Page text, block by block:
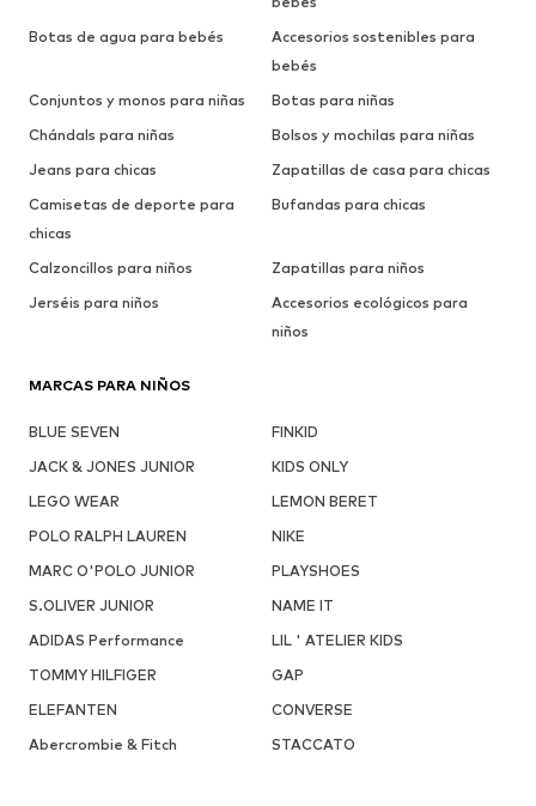
Botas de agua para bebés
Accesorios sostenibles para
bebés
Conjuntos y monos para niñas
Botas para niñas
Chándals para niñas
Bolsos y mochilas para niñas
Jeans para chicas
Zapatillas de casa para chicas
Camisetas de deporte para
chicas
Bufandas para chicas
Calzoncillos para niños
Zapatillas para niños
Jerséis para niños
Accesorios ecológicos para
niños
MARCAS PARA NIÑOS
BLUE SEVEN
FINKID
JACK & JONES JUNIOR
KIDS ONLY
LEGO WEAR
LEMON BERET
POLO RALPH LAUREN
NIKE
MARC O'POLO JUNIOR
PLAYSHOES
S.OLIVER JUNIOR
NAME IT
ADIDAS Performance
LIL ' ATELIER KIDS
TOMMY HILFIGER
GAP
ELEFANTEN
CONVERSE
Abercrombie & Fitch
STACCATO